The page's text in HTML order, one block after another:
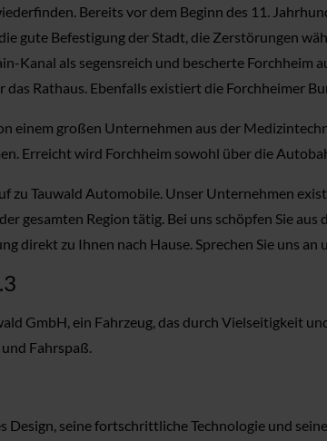
Bereits vor dem Beginn des 11.
gute Befestigung der Stadt, die Zerstörungen
Kanal als segensreich und bescherte
Rathaus. Ebenfalls existiert die Forchheimer
einem großen Unternehmen aus der
Erreicht wird Forchheim sowohl über die
zu Tauwald Automobile. Unser Unternehmen
gesamten Region tätig. Bei uns schöpfen Sie
direkt zu Ihnen nach Hause. Sprechen Sie uns
GmbH, ein Fahrzeug, das durch Vielseitigkeit
Fahrspaß.
Design, seine fortschrittliche Technologie und